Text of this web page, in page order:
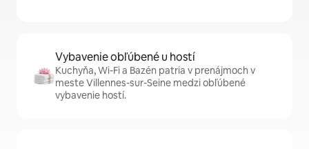
Vybavenie obľúbené u hostí
Kuchyňa, Wi-Fi a Bazén patria v prenájmoch v
meste Villennes-sur-Seine medzi obľúbené
vybavenie hostí.